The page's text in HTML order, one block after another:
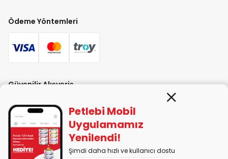
Ödeme Yöntemleri
Güvenilir Alışveriş
PETLEBİ EVCİL HAYVAN ÜRÜNLERİ PAZ. SAN. TİC. LTD. ŞTİ. Alaşarköy Mah.
Petlebi Mobil
Uygulamamız
Yenilendi!
Şimdi daha hızlı ve kullanıcı dostu